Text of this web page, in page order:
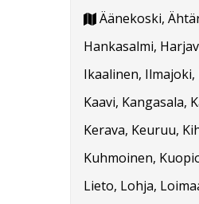
Äänekoski,
Hankasalmi,
Ikaalinen, Ilmajoki,
Kaavi, Kangasala,
Kerava, Keuruu,
Kuhmoinen,
Lieto, Lohja,